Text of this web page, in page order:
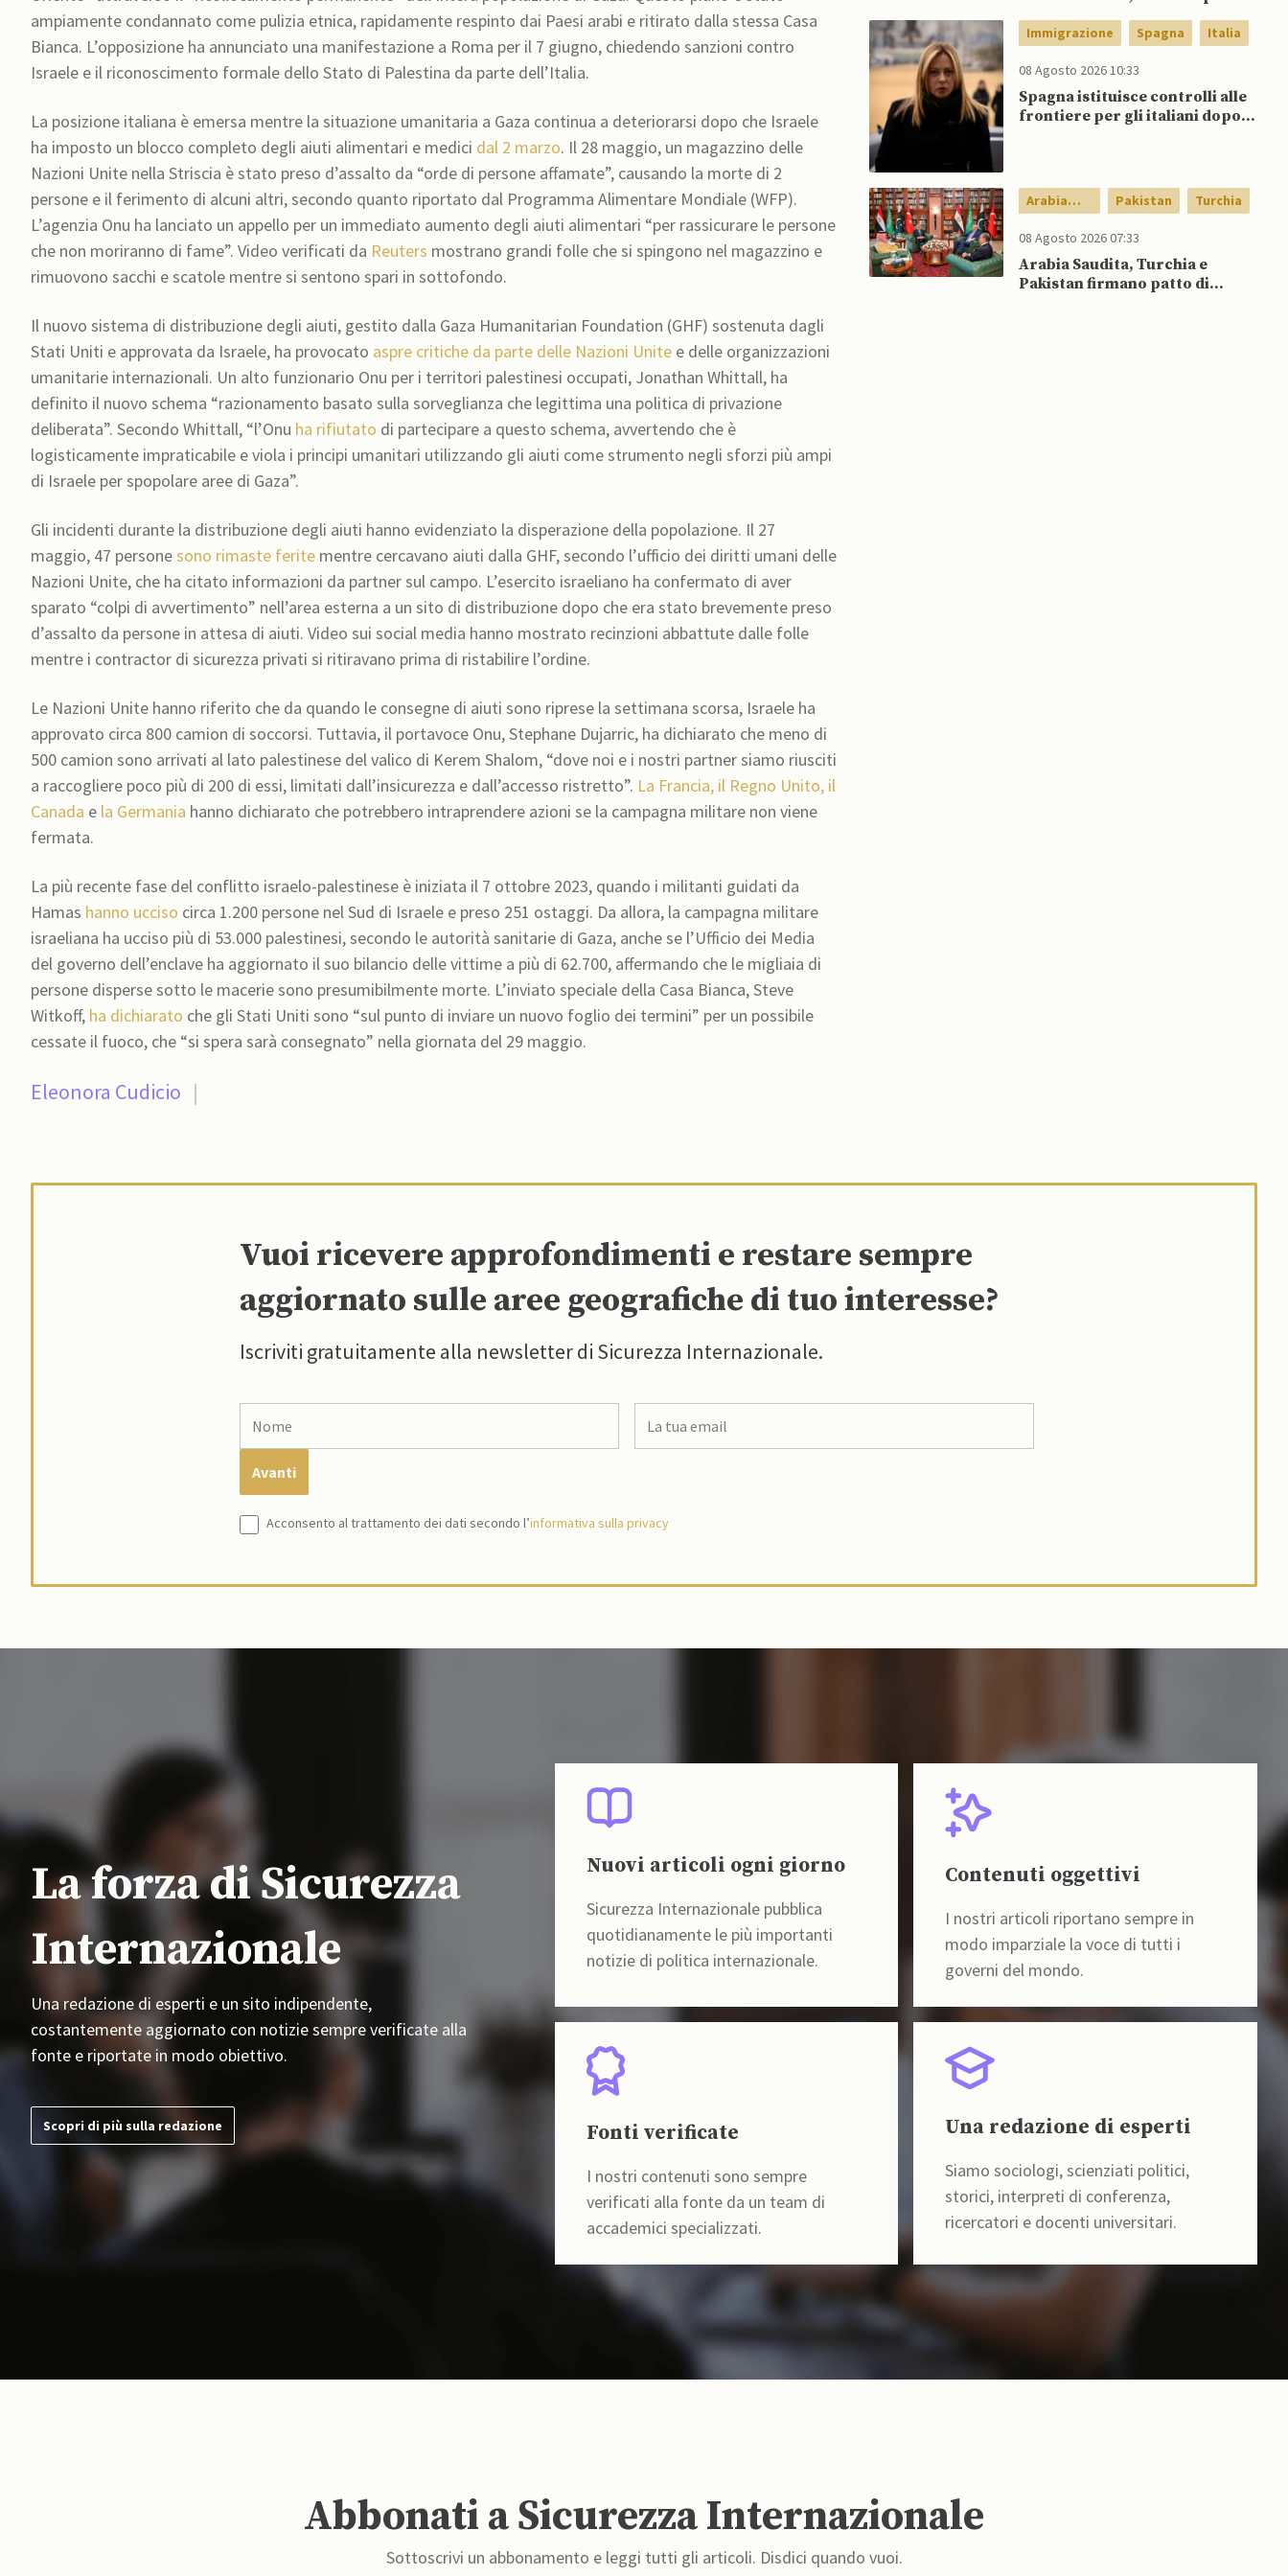
ampiamente condannato come pulizia etnica, rapidamente respinto dai Paesi arabi e ritirato dalla stessa Casa
Bianca. L’opposizione ha annunciato una manifestazione a Roma per il 7 giugno, chiedendo sanzioni contro
Israele e il riconoscimento formale dello Stato di Palestina da parte dell’Italia.
La posizione italiana è emersa mentre la situazione umanitaria a Gaza continua a deteriorarsi dopo che Israele
ha imposto un blocco completo degli aiuti alimentari e medici dal 2 marzo. Il 28 maggio, un magazzino delle
Nazioni Unite nella Striscia è stato preso d’assalto da “orde di persone affamate”, causando la morte di 2
persone e il ferimento di alcuni altri, secondo quanto riportato dal Programma Alimentare Mondiale (WFP).
L’agenzia Onu ha lanciato un appello per un immediato aumento degli aiuti alimentari “per rassicurare le persone
che non moriranno di fame”. Video verificati da Reuters mostrano grandi folle che si spingono nel magazzino e
rimuovono sacchi e scatole mentre si sentono spari in sottofondo.
Il nuovo sistema di distribuzione degli aiuti, gestito dalla Gaza Humanitarian Foundation (GHF) sostenuta dagli
Stati Uniti e approvata da Israele, ha provocato aspre critiche da parte delle Nazioni Unite e delle organizzazioni
umanitarie internazionali. Un alto funzionario Onu per i territori palestinesi occupati, Jonathan Whittall, ha
definito il nuovo schema “razionamento basato sulla sorveglianza che legittima una politica di privazione
deliberata”. Secondo Whittall, “l’Onu ha rifiutato di partecipare a questo schema, avvertendo che è
logisticamente impraticabile e viola i principi umanitari utilizzando gli aiuti come strumento negli sforzi più ampi
di Israele per spopolare aree di Gaza”.
Gli incidenti durante la distribuzione degli aiuti hanno evidenziato la disperazione della popolazione. Il 27
maggio, 47 personesono rimaste ferite mentre cercavano aiuti dalla GHF, secondo l’ufficio dei diritti umani delle
Nazioni Unite, che ha citato informazioni da partner sul campo. L’esercito israeliano ha confermato di aver
sparato “colpi di avvertimento” nell’area esterna a un sito di distribuzione dopo che era stato brevemente preso
d’assalto da persone in attesa di aiuti. Video sui social media hanno mostrato recinzioni abbattute dalle folle
mentre i contractor di sicurezza privati si ritiravano prima di ristabilire l’ordine.
Le Nazioni Unite hanno riferito che da quando le consegne di aiuti sono riprese la settimana scorsa, Israele ha
approvato circa 800 camion di soccorsi. Tuttavia, il portavoce Onu, Stephane Dujarric, ha dichiarato che meno di
500 camion sono arrivati al lato palestinese del valico di Kerem Shalom, “dove noi e i nostri partner siamo riusciti
a raccogliere poco più di 200 di essi, limitati dall’insicurezza e dall’accesso ristretto”. La Francia, il Regno Unito, il
Canada e la Germania hanno dichiarato che potrebbero intraprendere azioni se la campagna militare non viene
fermata.
La più recente fase del conflitto israelo-palestinese è iniziata il 7 ottobre 2023, quando i militanti guidati da
Hamas hanno ucciso circa 1.200 persone nel Sud di Israele e preso 251 ostaggi. Da allora, la campagna militare
israeliana ha ucciso più di 53.000 palestinesi, secondo le autorità sanitarie di Gaza, anche se l’Ufficio dei Media
del governo dell’enclave ha aggiornato il suo bilancio delle vittime a più di 62.700, affermando che le migliaia di
persone disperse sotto le macerie sono presumibilmente morte. L’inviato speciale della Casa Bianca, Steve
Witkoff, ha dichiarato che gli Stati Uniti sono “sul punto di inviare un nuovo foglio dei termini” per un possibile
cessate il fuoco, che “si spera sarà consegnato” nella giornata del 29 maggio.
Eleonora Cudicio |
Immigrazione Spagna Italia
08 Agosto 2026 10:33
Spagna istituisce controlli alle
frontiere per gli italiani dopo
Arabia
Saudita
Pakistan Turchia
08 Agosto 2026 07:33
Arabia Saudita, Turchia e
Pakistan firmano patto di
Vuoi ricevere approfondimenti e restare sempre
aggiornato sulle aree geografiche di tuo interesse?
Iscriviti gratuitamente alla newsletter di Sicurezza Internazionale.
Acconsento al trattamento dei dati secondo l’informativa sulla privacy
La forza di Sicurezza
Internazionale
Una redazione di esperti e un sito indipendente,
costantemente aggiornato con notizie sempre verificate alla
fonte e riportate in modo obiettivo.
Scopri di più sulla redazione
Nuovi articoli ogni giorno
Sicurezza Internazionale pubblica
quotidianamente le più importanti
notizie di politica internazionale.
Contenuti oggettivi
I nostri articoli riportano sempre in
modo imparziale la voce di tutti i
governi del mondo.
Fonti verificate
I nostri contenuti sono sempre
verificati alla fonte da un team di
accademici specializzati.
Una redazione di esperti
Siamo sociologi, scienziati politici,
storici, interpreti di conferenza,
ricercatori e docenti universitari.
Abbonati a Sicurezza Internazionale
Sottoscrivi un abbonamento e leggi tutti gli articoli. Disdici quando vuoi.